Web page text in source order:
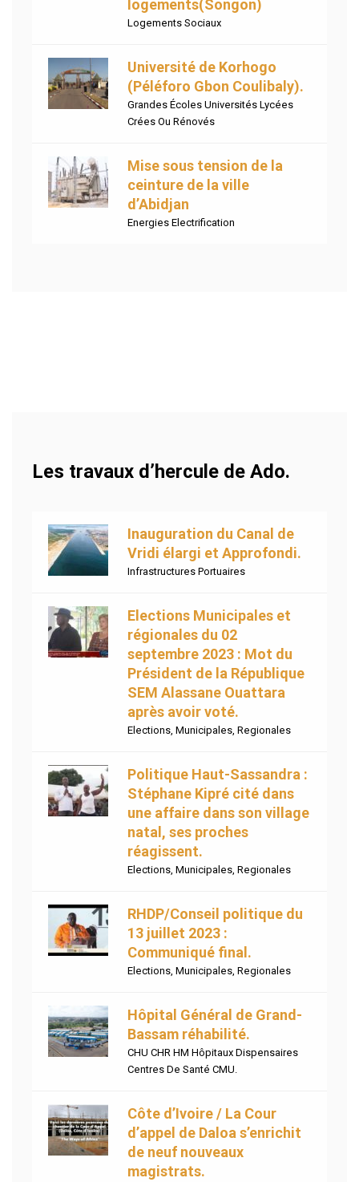
logements(Songon)
Logements Sociaux
Université de Korhogo
(Péléforo Gbon Coulibaly).
Grandes Écoles Universités Lycées
Crées Ou Rénovés
Mise sous tension de la
ceinture de la ville
d’Abidjan
Energies Electrification
Les travaux d’hercule de Ado.
Inauguration du Canal de
Vridi élargi et Approfondi.
Infrastructures Portuaires
Elections Municipales et
régionales du 02
septembre 2023 : Mot du
Président de la République
SEM Alassane Ouattara
après avoir voté.
Elections Municipales Regionales
Politique Haut-Sassandra :
Stéphane Kipré cité dans
une affaire dans son village
natal, ses proches
réagissent.
Elections Municipales Regionales
RHDP/Conseil politique du
13 juillet 2023 :
Communiqué final.
Elections Municipales Regionales
Hôpital Général de Grand-
Bassam réhabilité.
CHU CHR HM Hôpitaux Dispensaires
Centres De Santé CMU.
Côte d’Ivoire / La Cour
d’appel de Daloa s’enrichit
de neuf nouveaux
magistrats.